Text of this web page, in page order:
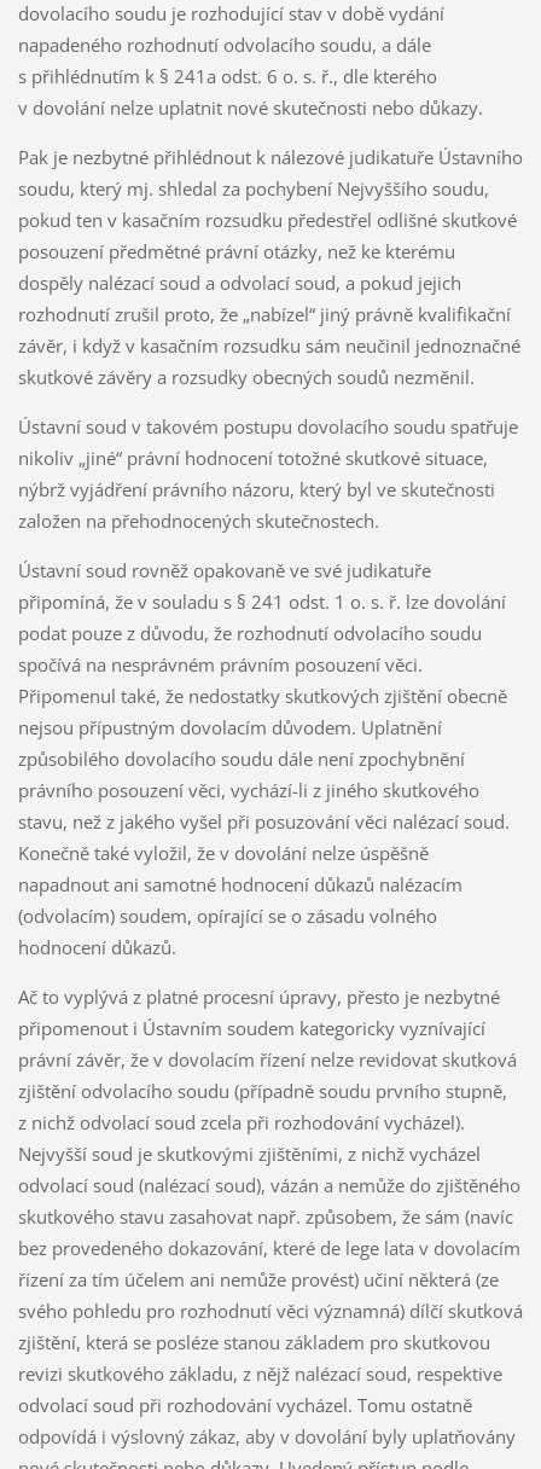
dovolacího soudu je rozhodující stav v době vydání
napadeného rozhodnutí odvolacího soudu, a dále
s přihlédnutím k § 241a odst. 6 o. s. ř., dle kterého
v dovolání nelze uplatnit nové skutečnosti nebo důkazy.
Pak je nezbytné přihlédnout k nálezové judikatuře Ústavního
soudu, který mj. shledal za pochybení Nejvyššího soudu,
pokud ten v kasačním rozsudku předestřel odlišné skutkové
posouzení předmětné právní otázky, než ke kterému
dospěly nalézací soud a odvolací soud, a pokud jejich
rozhodnutí zrušil proto, že „nabízel“ jiný právně kvalifikační
závěr, i když v kasačním rozsudku sám neučinil jednoznačné
skutkové závěry a rozsudky obecných soudů nezměnil.
Ústavní soud v takovém postupu dovolacího soudu spatřuje
nikoliv „jiné“ právní hodnocení totožné skutkové situace,
nýbrž vyjádření právního názoru, který byl ve skutečnosti
založen na přehodnocených skutečnostech.
Ústavní soud rovněž opakovaně ve své judikatuře
připomíná, že v souladu s § 241 odst. 1 o. s. ř. lze dovolání
podat pouze z důvodu, že rozhodnutí odvolacího soudu
spočívá na nesprávném právním posouzení věci.
Připomenul také, že nedostatky skutkových zjištění obecně
nejsou přípustným dovolacím důvodem. Uplatnění
způsobilého dovolacího soudu dále není zpochybnění
právního posouzení věci, vychází-li z jiného skutkového
stavu, než z jakého vyšel při posuzování věci nalézací soud.
Konečně také vyložil, že v dovolání nelze úspěšně
napadnout ani samotné hodnocení důkazů nalézacím
(odvolacím) soudem, opírající se o zásadu volného
hodnocení důkazů.
Ač to vyplývá z platné procesní úpravy, přesto je nezbytné
připomenout i Ústavním soudem kategoricky vyznívající
právní závěr, že v dovolacím řízení nelze revidovat skutková
zjištění odvolacího soudu (případně soudu prvního stupně,
z nichž odvolací soud zcela při rozhodování vycházel).
Nejvyšší soud je skutkovými zjištěními, z nichž vycházel
odvolací soud (nalézací soud), vázán a nemůže do zjištěného
skutkového stavu zasahovat např. způsobem, že sám (navíc
bez provedeného dokazování, které de lege lata v dovolacím
řízení za tím účelem ani nemůže provést) učiní některá (ze
svého pohledu pro rozhodnutí věci významná) dílčí skutková
zjištění, která se posléze stanou základem pro skutkovou
revizi skutkového základu, z nějž nalézací soud, respektive
odvolací soud při rozhodování vycházel. Tomu ostatně
odpovídá i výslovný zákaz, aby v dovolání byly uplatňovány